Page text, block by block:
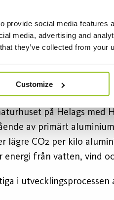
provide social media features
media, advertising and
they’ve collected from your
Customize
att installeras i
finns i
för lägre
på Helags med
av primärt
lägre CO2 per kilo
från vatten, vind
i utvecklingsprocessen